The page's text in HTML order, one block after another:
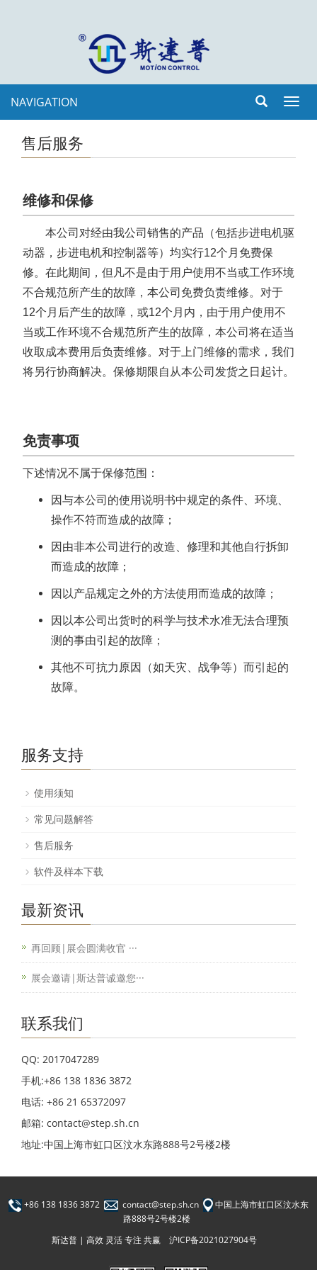
NAVIGATION
售后服务
维修和保修
本公司对经由我公司销售的产品（包括步进电机驱
动器，步进电机和控制器等）均实行12个月免费保
修。在此期间，但凡不是由于用户使用不当或工作环境
不合规范所产生的故障，本公司免费负责维修。对于
12个月后产生的故障，或12个月内，由于用户使用不
当或工作环境不合规范所产生的故障，本公司将在适当
收取成本费用后负责维修。对于上门维修的需求，我们
将另行协商解决。保修期限自从本公司发货之日起计。
免责事项
下述情况不属于保修范围：
因与本公司的使用说明书中规定的条件、环境、
操作不符而造成的故障；
因由非本公司进行的改造、修理和其他自行拆卸
而造成的故障；
因以产品规定之外的方法使用而造成的故障；
因以本公司出货时的科学与技术水准无法合理预
测的事由引起的故障；
其他不可抗力原因（如天灾、战争等）而引起的
故障。
服务支持
使用须知
常见问题解答
售后服务
软件及样本下载
最新资讯
再回顾|展会圆满收官 ···
展会邀请|斯达普诚邀您···
联系我们
QQ: 2017047289
手机:+86 138 1836 3872
电话: +86 21 65372097
邮箱: contact@step.sh.cn
地址:中国上海市虹口区汶水东路888号2号楼2楼
+86 138 1836 3872 contact@step.sh.cn
中国上海市虹口区汶水东
路888号2号楼2楼
斯达普 | 高效 灵活 专注 共赢 沪ICP备2021027904号